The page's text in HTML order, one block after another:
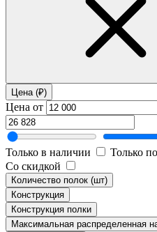
Цена (₽)
Цена от
Только в наличии Только
Со скидкой
Количество полок (шт)
Конструкция
Конструкция полки
Максимальная распределенная